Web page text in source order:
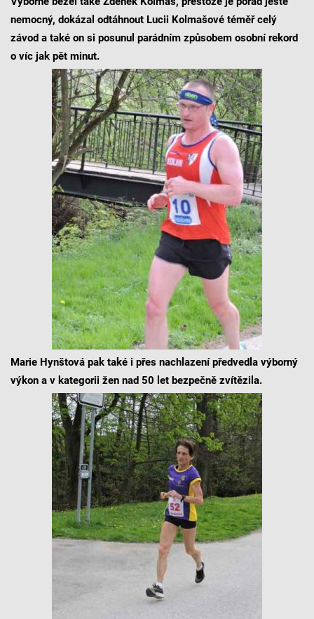
nemocný, dokázal odtáhnout Lucii Kolmašové téměř celý
závod a také on si posunul parádním způsobem osobní rekord
o víc jak pět minut.
Marie Hynštová pak také i přes nachlazení předvedla výborný
výkon a v kategorii žen nad 50 let bezpečně zvítězila.